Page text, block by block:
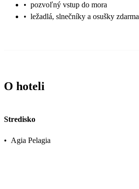
• pozvoľný vstup do mora
• ležadlá, slnečníky a osušky zdarma
O hoteli
Stredisko
• Agia Pelagia